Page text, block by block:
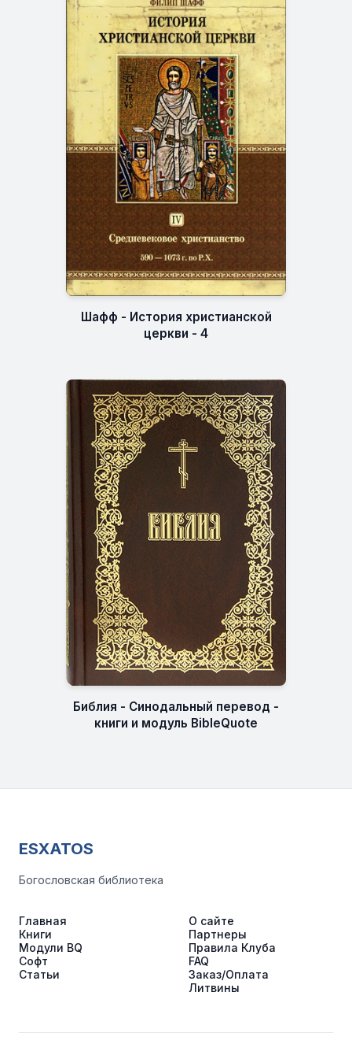
Шафф - История христианской
церкви - 4
Библия - Синодальный перевод -
книги и модуль BibleQuote
ESXATOS
Богословская библиотека
Главная
Книги
Модули BQ
Софт
Статьи
О сайте
Партнеры
Правила Клуба
FAQ
Заказ/Оплата
Литвины